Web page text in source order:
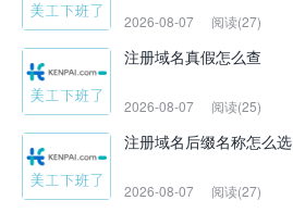
2026-08-07 阅读(27)
注册域名真假怎么查
2026-08-07 阅读(25)
注册域名后缀名称怎么选
2026-08-07 阅读(27)